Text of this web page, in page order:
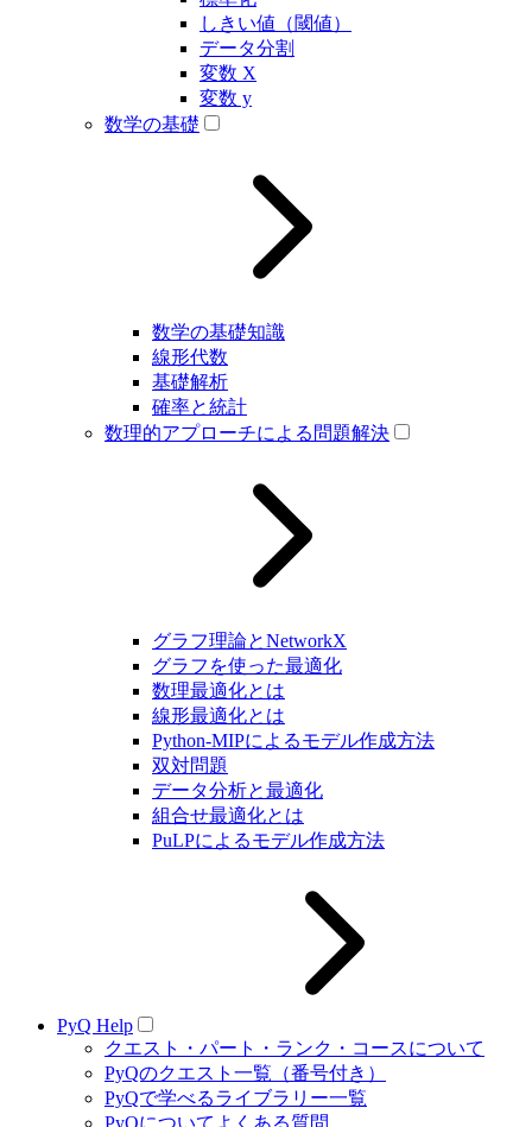
しきい値（閾値）
データ分割
変数 X
変数 y
数学の基礎
数学の基礎知識
線形代数
基礎解析
確率と統計
数理的アプローチによる問題解決
グラフ理論とNetworkX
グラフを使った最適化
数理最適化とは
線形最適化とは
Python-MIPによるモデル作成方法
双対問題
データ分析と最適化
組合せ最適化とは
PuLPによるモデル作成方法
PyQ Help
クエスト・パート・ランク・コースについて
PyQのクエスト一覧（番号付き）
PyQで学べるライブラリー一覧
PyQについてよくある質問